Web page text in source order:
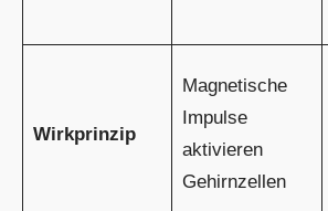
Wirkprinzip
Magnetische
Impulse
aktivieren
Gehirnzellen